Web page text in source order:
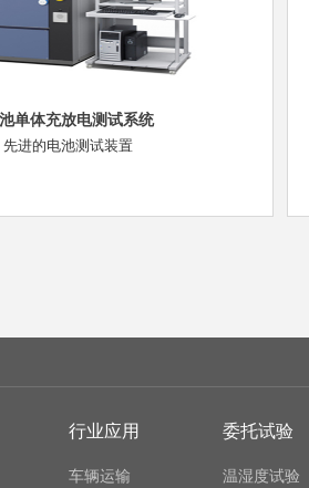
单体充放电测试系统
先进的电池测试装置
行业应用
车辆运输
委托试验
温湿度试验